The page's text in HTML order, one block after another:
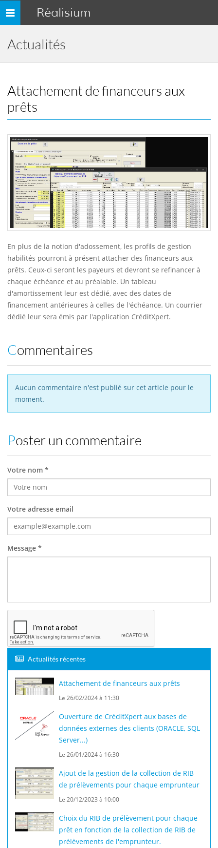
Toggle
navigation
Réalisium
Actualités
Attachement de financeurs aux
prêts
En plus de la notion d'adossement, les profils de gestion
habilités pourront à présent attacher des financeurs aux
prêts. Ceux-ci seront les payeurs et devront se refinancer à
chaque échéance et au préalable. Un tableau
d'amortissement leur est dédié, avec des dates de
financement antérieures à celles de l'échéance. Un courrier
dédié leur sera émis par l'application CréditXpert.
Commentaires
Aucun commentaire n'est publié sur cet article pour le
moment.
Poster un commentaire
Votre nom *
Votre adresse email
Message *
Actualités récentes
Attachement de financeurs aux prêts
Le 26/02/2024 à 11:30
Ouverture de CréditXpert aux bases de
données externes des clients (ORACLE, SQL
Server...)
Le 26/01/2024 à 16:30
Ajout de la gestion de la collection de RIB
de prélèvements pour chaque emprunteur
Le 20/12/2023 à 10:00
Choix du RIB de prélèvement pour chaque
prêt en fonction de la collection de RIB de
prélèvements de l'emprunteur.